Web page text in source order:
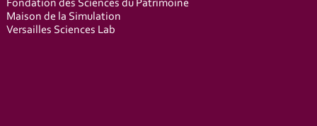
Fondation des Sciences du Patrimoine
Maison de la Simulation
Versailles Sciences Lab